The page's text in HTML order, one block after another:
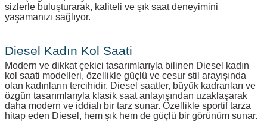
sizlerle buluşturarak, kaliteli ve şık saat deneyimini
yaşamanızı sağlıyor.
Diesel Kadın Kol Saati
Modern ve dikkat çekici tasarımlarıyla bilinen Diesel kadın
kol saati modelleri, özellikle güçlü ve cesur stil arayışında
olan kadınların tercihidir. Diesel saatler, büyük kadranları ve
özgün tasarımlarıyla klasik saat anlayışından uzaklaşarak
daha modern ve iddialı bir tarz sunar. Özellikle sportif tarza
hitap eden Diesel, hem şık hem de güçlü bir görünüm sunar.